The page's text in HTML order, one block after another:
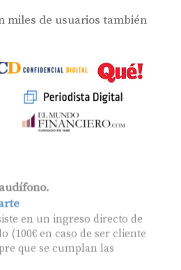
miles de usuarios también
en un ingreso directo de
(100€ en caso de ser cliente
que se cumplan las